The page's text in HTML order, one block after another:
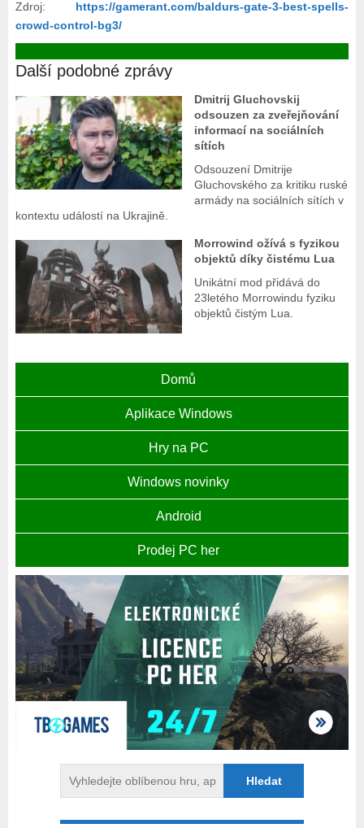
Zdroj: https://gamerant.com/baldurs-gate-3-best-spells-
crowd-control-bg3/
Další podobné zprávy
Dmitrij Gluchovskij
odsouzen za zveřejňování
informací na sociálních
sítích
Odsouzení Dmitrije
Gluchovského za kritiku ruské
armády na sociálních sítích v
kontextu událostí na Ukrajině.
Morrowind ožívá s fyzikou
objektů díky čistému Lua
Unikátní mod přidává do
23letého Morrowindu fyziku
objektů čistým Lua.
Domů
Aplikace Windows
Hry na PC
Windows novinky
Android
Prodej PC her